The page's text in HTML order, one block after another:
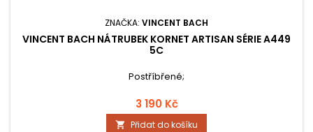
ZNAČKA: VINCENT BACH
VINCENT BACH NÁTRUBEK KORNET ARTISAN SÉRIE A449
5C
Postříbřené;
3 190 Kč
 Přidat do košíku